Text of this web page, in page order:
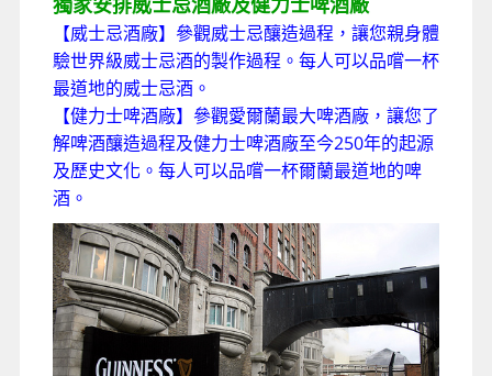
【威士忌酒廠】參觀威士忌釀造過程，讓您親身體
驗世界級威士忌酒的製作過程。每人可以品嚐一杯
最道地的威士忌酒。
【健力士啤酒廠】參觀愛爾蘭最大啤酒廠，讓您了
解啤酒釀造過程及健力士啤酒廠至今250年的起源
及歷史文化。每人可以品嚐一杯爾蘭最道地的啤
酒。